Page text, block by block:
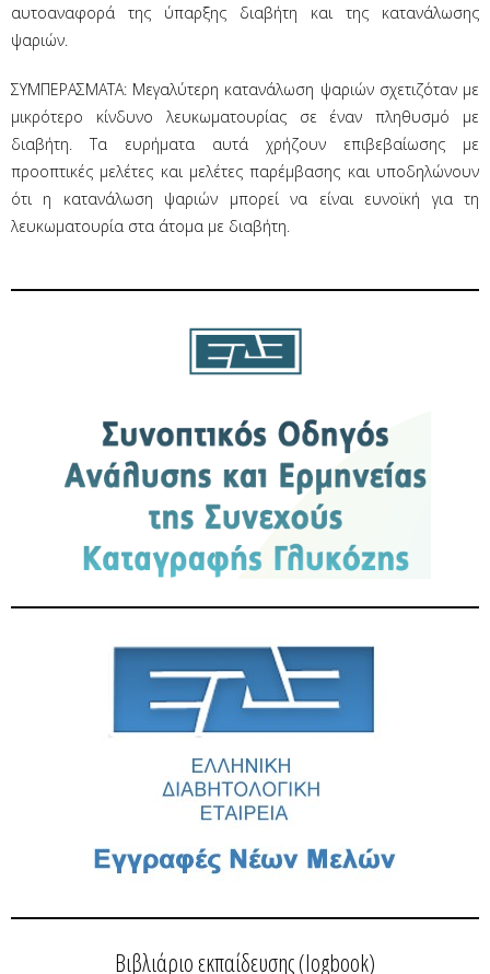
αυτοαναφορά της ύπαρξης διαβήτη και της κατανάλωσης
ψαριών.
ΣΥΜΠΕΡΑΣΜΑΤΑ: Μεγαλύτερη κατανάλωση ψαριών σχετιζόταν με
μικρότερο κίνδυνο λευκωματουρίας σε έναν πληθυσμό με
διαβήτη. Τα ευρήματα αυτά χρήζουν επιβεβαίωσης με
προοπτικές μελέτες και μελέτες παρέμβασης και υποδηλώνουν
ότι η κατανάλωση ψαριών μπορεί να είναι ευνοϊκή για τη
λευκωματουρία στα άτομα με διαβήτη.
Βιβλιάριο εκπαίδευσης (logbook)